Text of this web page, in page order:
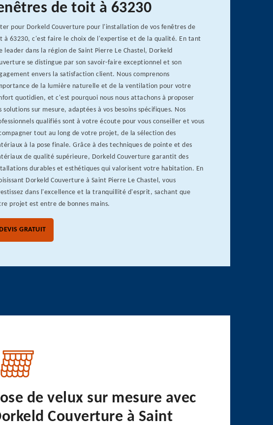
de toit à 63230
pour Dorkeld Couverture pour l'installation de vos fenêtres de
à 63230, c'est faire le choix de l'expertise et de la qualité. En tant
leader dans la région de Saint Pierre Le Chastel, Dorkeld
se distingue par son savoir-faire exceptionnel et son
envers la satisfaction client. Nous comprenons
de la lumière naturelle et de la ventilation pour votre
quotidien, et c'est pourquoi nous nous attachons à proposer
solutions sur mesure, adaptées à vos besoins spécifiques. Nos
qualifiés sont à votre écoute pour vous conseiller et vous
tout au long de votre projet, de la sélection des
à la pose finale. Grâce à des techniques de pointe et des
de qualité supérieure, Dorkeld Couverture garantit des
durables et esthétiques qui valorisent votre habitation. En
Dorkeld Couverture à Saint Pierre Le Chastel, vous
dans l'excellence et la tranquillité d'esprit, sachant que
projet est entre de bonnes mains.
GRATUIT
de velux sur mesure avec
Couverture à Saint